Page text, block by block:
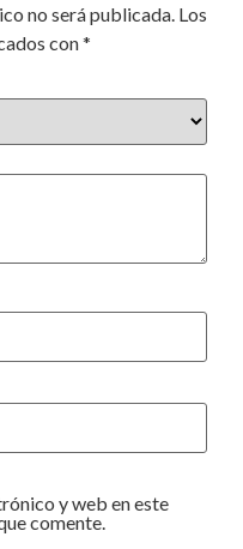
no será publicada. Los
con*
y web en este
comente.